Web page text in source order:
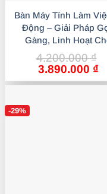
Bàn Máy Tính Làm
Động – Giải Pháp
Gàng, Linh Hoạt
Không Gian Hiện Đại
4.200.000₫
Giá
gốc
3.890.000 ₫
-29%